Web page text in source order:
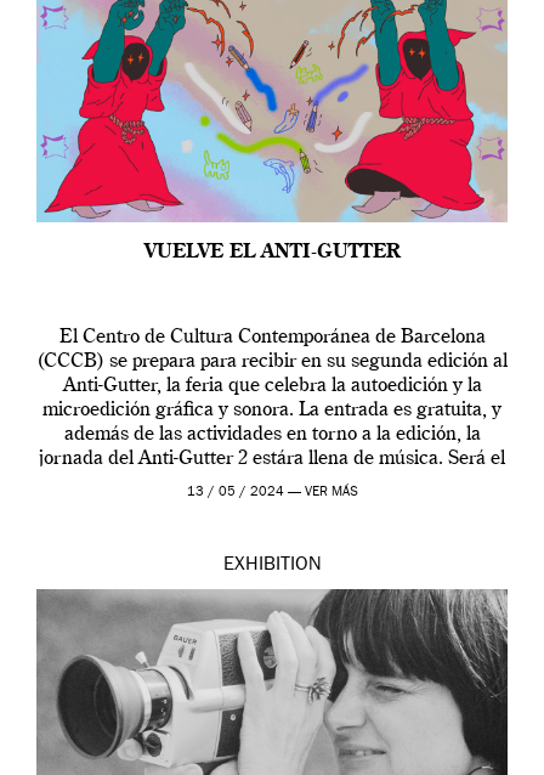
VUELVE EL ANTI-GUTTER
El Centro de Cultura Contemporánea de Barcelona
(CCCB) se prepara para recibir en su segunda edición al
Anti-Gutter, la feria que celebra la autoedición y la
microedición gráfica y sonora. La entrada es gratuita, y
además de las actividades en torno a la edición, la
jornada del Anti-Gutter 2 estára llena de música. Será el
[…]
13 / 05 / 2024 — VER MÁS
EXHIBITION